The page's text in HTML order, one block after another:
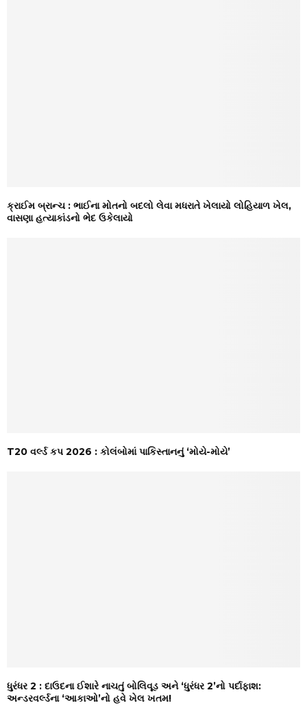
ક્રાઈમ બ્રાન્ચ : ભાઈના મોતનો બદલો લેવા મધરાતે ખેલાયો લોહિયાળ ખેલ,
વાસણા હત્યાકાંડનો ભેદ ઉકેલાયો
T20 વર્લ્ડ કપ 2026 : કોલંબોમાં પાકિસ્તાનનું ‘મોયે-મોયે’
ધુરંધર 2 : દાઉદના ઈશારે નાચતું બોલિવૂડ અને ‘ધુરંધર 2’નો પર્દાફાશ:
અન્ડરવર્લ્ડના ‘આકાઓ’નો હવે ખેલ ખતમ!